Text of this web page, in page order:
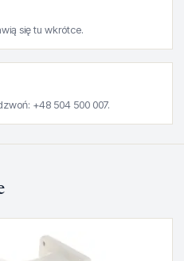
się tu wkrótce.
+48 504 500 007.